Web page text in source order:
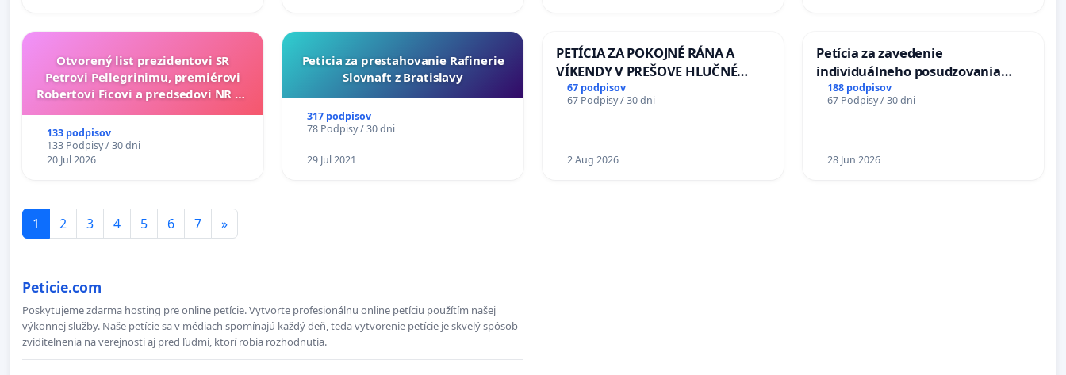
Otvorený list prezidentovi SR
Petrovi Pellegrinimu, premiérovi
Robertovi Ficovi a predsedovi NR SR
133 podpisov
133 Podpisy / 30 dni
20 Jul 2026
Peticia za prestahovanie Rafinerie
Slovnaft z Bratislavy
317 podpisov
78 Podpisy / 30 dni
29 Jul 2021
PETÍCIA ZA POKOJNÉ RÁNA A
VÍKENDY V PREŠOVE HLUČNÉ
STAVEBNÉ PRÁCE V SOBOTU LEN
OD 9.00 DO 13.00 HOD., CEZ
KONTROLA STAVBY C-AREA NA
67 podpisov
67 Podpisy / 30 dni
2 Aug 2026
Petícia za zavedenie
individuálneho posudzovania
zdravotnej spôsobilosti osôb s
diabetom 1. a 2. typu pri prijímaní
188 podpisov
67 Podpisy / 30 dni
28 Jun 2026
1 2 3 4 5 6 7 »
Peticie.com
Poskytujeme zdarma hosting pre online petície. Vytvorte profesionálnu online petíciu použítím našej
výkonnej služby. Naše petície sa v médiach spomínajú každý deň, teda vytvorenie petície je skvelý spôsob
zviditelnenia na verejnosti aj pred ľudmi, ktorí robia rozhodnutia.